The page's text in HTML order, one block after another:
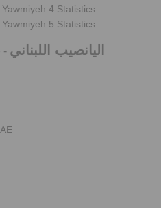
Yawmiyeh 4 Statistics
Yawmiyeh 5 Statistics
- اليانصيب اللبناني